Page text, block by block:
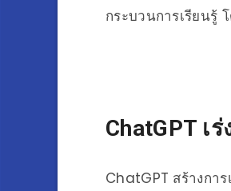
กระบวนการเรียนรู้
ChatGPT เ
ChatGPT สร้างกา